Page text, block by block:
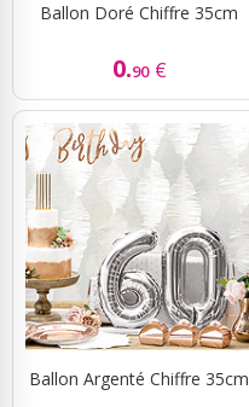
Ballon Doré Chiffre 35cm
0.90 €
Ballon Argenté Chiffre 35cm